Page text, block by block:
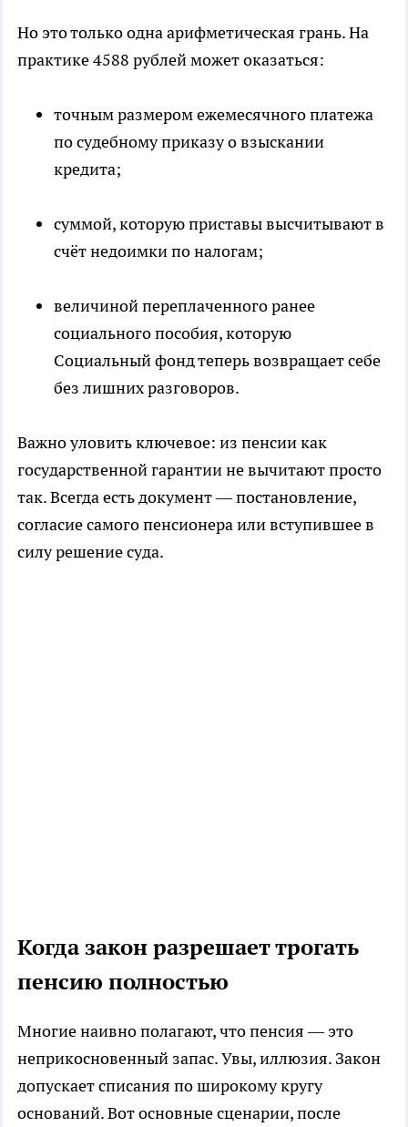
Но это только одна арифметическая грань. На
практике 4588 рублей может оказаться:
точным размером ежемесячного платежа
по судебному приказу о взыскании
кредита;
суммой, которую приставы высчитывают в
счёт недоимки по налогам;
величиной переплаченного ранее
социального пособия, которую
Социальный фонд теперь возвращает себе
без лишних разговоров.
Важно уловить ключевое: из пенсии как
государственной гарантии не вычитают просто
так. Всегда есть документ — постановление,
согласие самого пенсионера или вступившее в
силу решение суда.
Когда закон разрешает трогать
пенсию полностью
Многие наивно полагают, что пенсия — это
неприкосновенный запас. Увы, иллюзия. Закон
допускает списания по широкому кругу
оснований. Вот основные сценарии, после